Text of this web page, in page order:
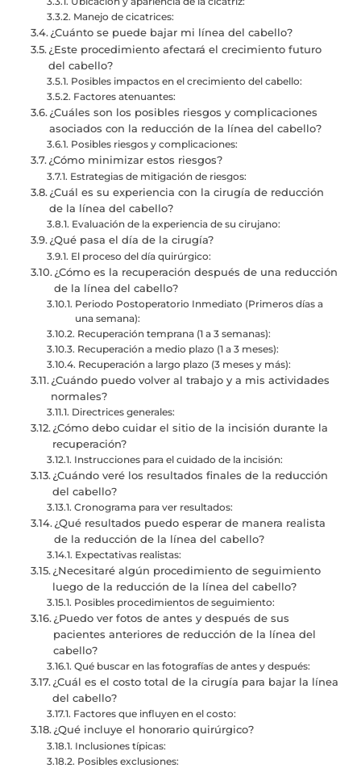
Manejo de cicatrices:
¿Cuánto se puede bajar mi línea del cabello?
¿Este procedimiento afectará el crecimiento futuro
del cabello?
Posibles impactos en el crecimiento del cabello:
Factores atenuantes:
¿Cuáles son los posibles riesgos y complicaciones
asociados con la reducción de la línea del cabello?
Posibles riesgos y complicaciones:
¿Cómo minimizar estos riesgos?
Estrategias de mitigación de riesgos:
¿Cuál es su experiencia con la cirugía de reducción
de la línea del cabello?
Evaluación de la experiencia de su cirujano:
¿Qué pasa el día de la cirugía?
El proceso del día quirúrgico:
¿Cómo es la recuperación después de una reducción
de la línea del cabello?
Periodo Postoperatorio Inmediato (Primeros días a
una semana):
Recuperación temprana (1 a 3 semanas):
Recuperación a medio plazo (1 a 3 meses):
Recuperación a largo plazo (3 meses y más):
¿Cuándo puedo volver al trabajo y a mis actividades
normales?
Directrices generales:
¿Cómo debo cuidar el sitio de la incisión durante la
recuperación?
Instrucciones para el cuidado de la incisión:
¿Cuándo veré los resultados finales de la reducción
del cabello?
Cronograma para ver resultados:
¿Qué resultados puedo esperar de manera realista
de la reducción de la línea del cabello?
Expectativas realistas:
¿Necesitaré algún procedimiento de seguimiento
luego de la reducción de la línea del cabello?
Posibles procedimientos de seguimiento:
¿Puedo ver fotos de antes y después de sus
pacientes anteriores de reducción de la línea del
cabello?
Qué buscar en las fotografías de antes y después:
¿Cuál es el costo total de la cirugía para bajar la línea
del cabello?
Factores que influyen en el costo:
¿Qué incluye el honorario quirúrgico?
Inclusiones típicas:
Posibles exclusiones: